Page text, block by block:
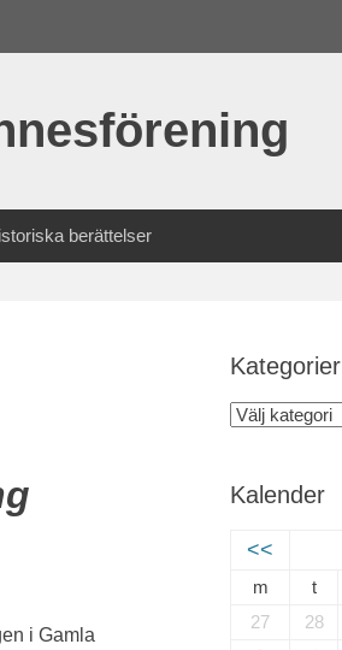
berättelser
i Gamla
Kategorier
Kategorier
Kalender
<<
m t
27
28